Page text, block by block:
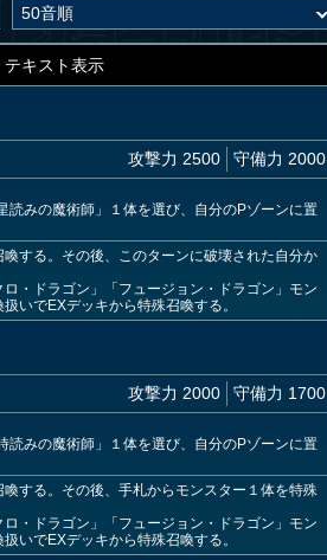
テキスト表示
攻撃力 2500
守備力 2000
みの魔術師」１体を選び、自分のPゾーンに置
する。その後、このターンに破壊された自分か
・ドラゴン」「フュージョン・ドラゴン」モン
いでEXデッキから特殊召喚する。
攻撃力 2000
守備力 1700
みの魔術師」１体を選び、自分のPゾーンに置
する。その後、手札からモンスター１体を特殊
・ドラゴン」「フュージョン・ドラゴン」モン
いでEXデッキから特殊召喚する。